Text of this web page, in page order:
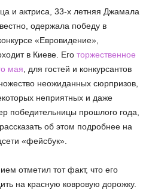
и актриса, 33-х летняя Джамала
одержала победу в
«Евровидение»,
в Киеве. Его торжественное
мая , для гостей и конкурсантов
неожиданных сюрпризов,
неприятных и даже
победительницы прошлого года,
об этом подробнее на
«фейсбук».
отметил тот факт, что его
на красную ковровую дорожку.